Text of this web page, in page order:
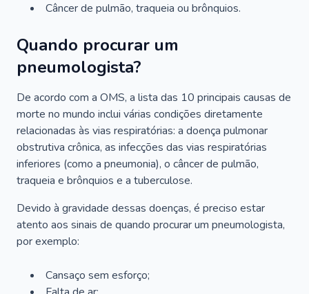
Câncer de pulmão, traqueia ou brônquios.
Quando procurar um
pneumologista?
De acordo com a OMS, a lista das 10 principais causas de
morte no mundo inclui várias condições diretamente
relacionadas às vias respiratórias: a doença pulmonar
obstrutiva crônica, as infecções das vias respiratórias
inferiores (como a pneumonia), o câncer de pulmão,
traqueia e brônquios e a tuberculose.
Devido à gravidade dessas doenças, é preciso estar
atento aos sinais de quando procurar um pneumologista,
por exemplo:
Cansaço sem esforço;